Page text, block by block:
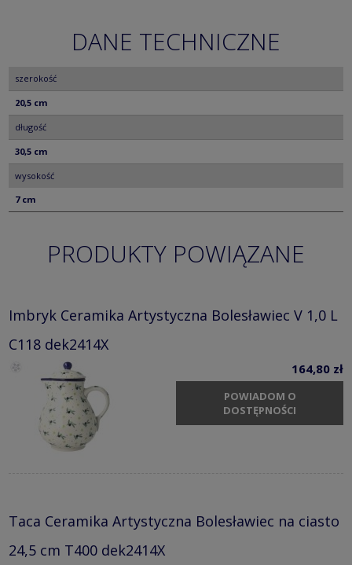
DANE TECHNICZNE
szerokość
20,5 cm
długość
30,5 cm
wysokość
7 cm
PRODUKTY POWIĄZANE
Imbryk Ceramika Artystyczna Bolesławiec V 1,0 L
C118 dek2414X
164,80 zł
POWIADOM O
DOSTĘPNOŚCI
Taca Ceramika Artystyczna Bolesławiec na ciasto
24,5 cm T400 dek2414X